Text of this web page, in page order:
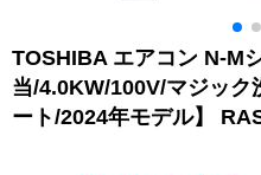
TOSHIBA エアコン N-M
当/4.0KW/100V/マジック
ート/2024年モデル】